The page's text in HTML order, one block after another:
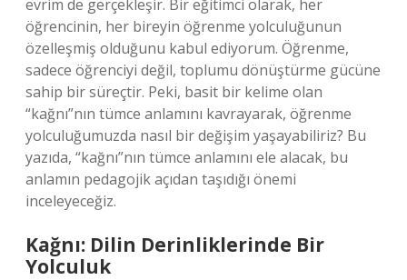
evrim de gerçekleşir. Bir eğitimci olarak, her
öğrencinin, her bireyin öğrenme yolculuğunun
özelleşmiş olduğunu kabul ediyorum. Öğrenme,
sadece öğrenciyi değil, toplumu dönüştürme gücüne
sahip bir süreçtir. Peki, basit bir kelime olan
“kağnı”nın tümce anlamını kavrayarak, öğrenme
yolculuğumuzda nasıl bir değişim yaşayabiliriz? Bu
yazıda, “kağnı”nın tümce anlamını ele alacak, bu
anlamın pedagojik açıdan taşıdığı önemi
inceleyeceğiz.
Kağnı: Dilin Derinliklerinde Bir
Yolculuk